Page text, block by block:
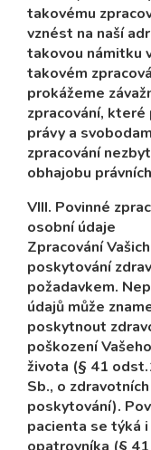
takovému
vznést na naší
takovou námitku
takovém
prokážeme
zpracování, které
právy a
zpracování
obhajobu
VIII. Povinné
osobní údaje
Zpracování
poskytování
požadavkem.
údajů může
poskytnout
poškození
života (§ 41
Sb., o
poskytování).
pacienta se týká